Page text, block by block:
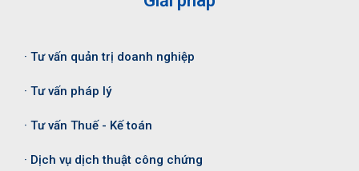
· Tư vấn quản trị doanh nghiệp
· Tư vấn pháp lý
· Tư vấn Thuế - Kế toán
· Dịch vụ dịch thuật công chứng